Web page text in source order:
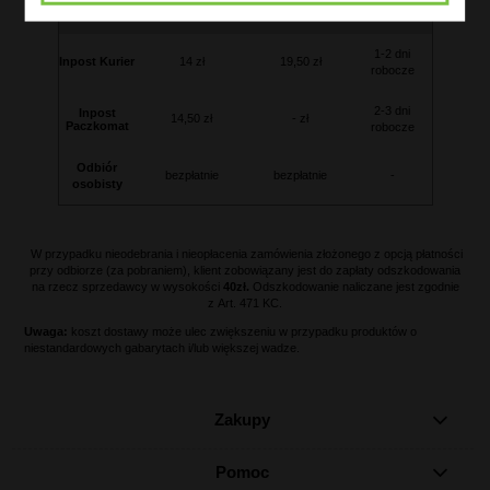
lub płatność online)
Inpost Kurier 19,50 zł
1-2 dni
robocze
Inpost
Paczkomat
14,50 zł
2-3 dni
robocze
Odbiór
osobisty
bezpłatnie bezpłatnie
W przypadku nieodebrania i nieopłacenia zamówienia złożonego z opcją płatności
przy odbiorze (za pobraniem), klient zobowiązany jest do zapłaty odszkodowania
na rzecz sprzedawcy w wysokości 40zł.
Odszkodowanie naliczane jest zgodnie
z Art. 471 KC.
Uwaga:
koszt dostawy może ulec zwiększeniu w przypadku produktów o
niestandardowych gabarytach i/lub większej wadze.
Zakupy
Pomoc